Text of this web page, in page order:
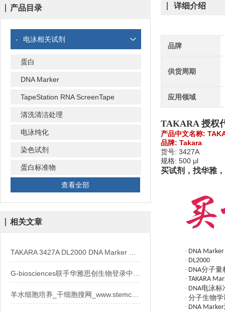
产品目录
- 电泳相关试剂
蛋白
DNA Marker
TapeStation RNA ScreenTape
清洗清洁处理
电泳纯化
染色试剂
蛋白标准物
查看全部
相关文章
详细介绍
品牌
供货周期
应用领域
TAKARA 授权
产品中文名称:
品牌: Takara
货号: 3427A
规格: 500 μl
买试剂，找华雅
· DNA Marker
· DL2000
· DNA分子量
· TAKARA
· DNA电泳标
· 分子生物学
· DNA Marker